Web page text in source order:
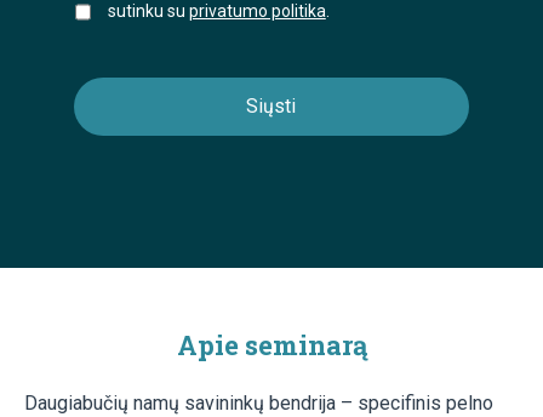
sutinku su privatumo politika
Apie seminarą
Daugiabučių namų savininkų bendrija – specifinis pelno